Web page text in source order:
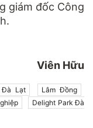
giám đốc Công
Viên Hữu
Đà Lạt
Lâm Đồng
Delight Park Đà